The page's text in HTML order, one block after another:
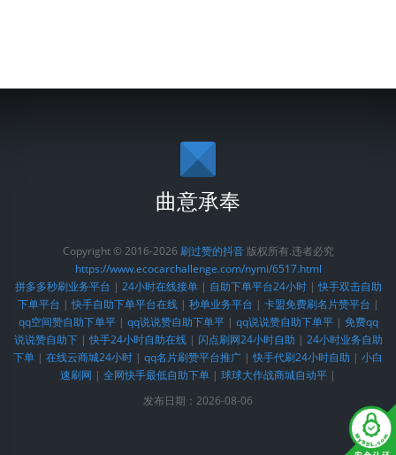
曲意承奉
Copyright © 2016-2026 刷过赞的抖音版权所有.违者必究
https://www.ecocarchallenge.com/nymi/6517.html
拼多多秒刷业务平台 | 24小时在线接单| 自助下单平台24小时|快手双击自助
下单平台 |快手自助下单平台在线| 秒单业务平台 | 卡盟免费刷名片赞平台 |
qq空间赞自助下单平| qq说说赞自助下单平| qq说说赞自助下单平| 免费qq
说说赞自助下|快手24小时自助在线| 闪点刷网24小时自助 | 24小时业务自助
下单 | 在线云商城24小时 | qq名片刷赞平台推广 |快手代刷24小时自助 | 小白
速刷网 | 全网快手最低自助下单 | 球球大作战商城自动平 |
发布日期：2026-08-06